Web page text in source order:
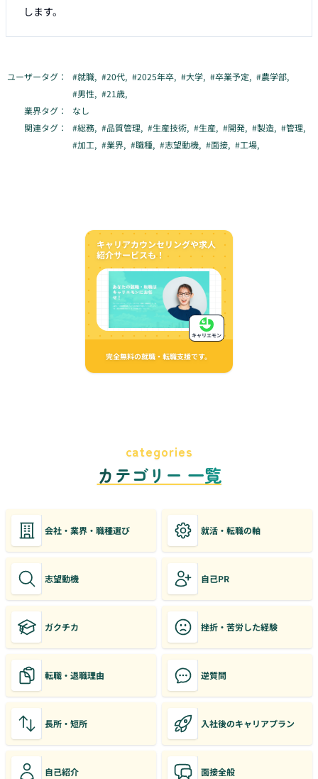
します。
ユーザータグ： #就職, #20代, #2025年卒, #大学, #卒業予定, #農学部,
#男性, #21歳,
業界タグ：
なし
関連タグ：
#総務, #品質管理, #生産技術, #生産, #開発, #製造, #管理,
#加工, #業界, #職種, #志望動機, #面接, #工場,
キャリアカウンセリングや求人
紹介サービスも！
完全無料の就職・転職支援です。
キャリエモン
categories
カテゴリー 一覧
会社・業界・職種選び 就活・転職の軸
志望動機 自己PR
ガクチカ 挫折・苦労した経験
転職・退職理由 逆質問
長所・短所 入社後のキャリアプラン
自己紹介 面接全般